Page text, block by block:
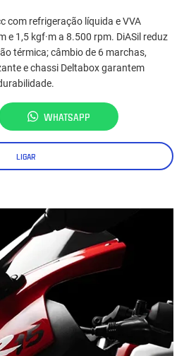
com refrigeração líquida e VVA
e 1,5 kgf·m a 8.500 rpm. DiASil reduz
térmica; câmbio de 6 marchas,
e chassi Deltabox garantem
WHATSAPP
LIGAR